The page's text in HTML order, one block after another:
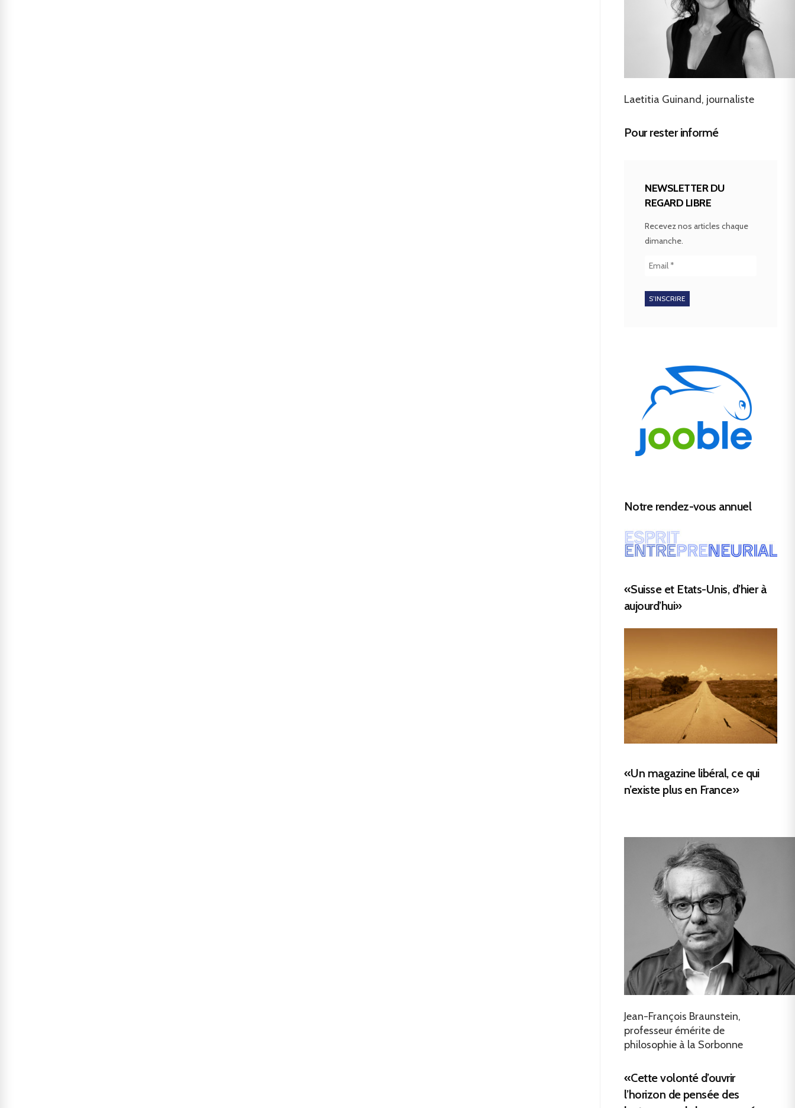
Laetitia Guinand, journaliste
Pour rester informé
NEWSLETTER DU
REGARD LIBRE
Recevez nos articles chaque
dimanche.
Notre rendez-vous annuel
«Suisse et Etats-Unis, d’hier à
aujourd’hui»
«Un magazine libéral, ce qui
n’existe plus en France»
Jean-François Braunstein,
professeur émérite de
philosophie à la Sorbonne
«Cette volonté d’ouvrir
l’horizon de pensée des